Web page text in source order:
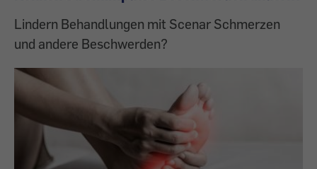
Lindern Behandlungen mit Scenar Schmerzen
und andere Beschwerden?